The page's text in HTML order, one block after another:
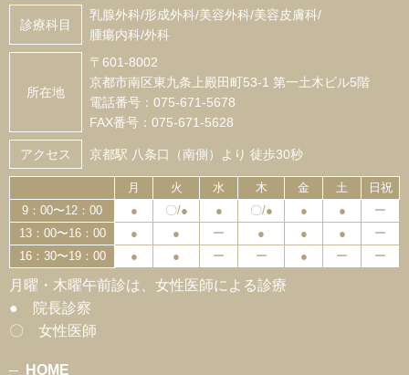
診療科目
乳腺外科/形成外科/美容外科/美容皮膚科/
腫瘍内科/外科
所在地
〒601-8002
京都市南区東九条上殿田町53-1 第一土木ビル5階
電話番号：075-671-5678
FAX番号：075-671-5628
アクセス 京都駅 八条口（南側）より 徒歩30秒
月 火 水 木 金 土
日祝
9：00〜12：00
● 〇/● ● 〇/● ● ●
ー
13：00〜16：00
● ● ー ● ● ●
ー
16：30〜19：00
● ● ー ー ● ー ー
月曜・木曜午前診は、女性医師による診療
● 院長診察
〇 女性医師
HOME